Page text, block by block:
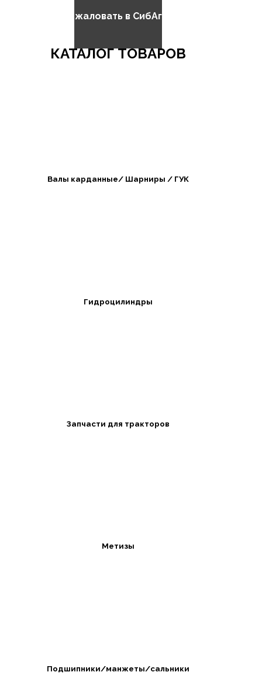
Добро пожаловать в СибАгроБизнес
КАТАЛОГ ТОВАРОВ
Валы карданные/ Шарниры / ГУК
Гидроцилиндры
Запчасти для тракторов
Метизы
Подшипники/манжеты/сальники